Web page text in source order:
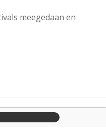
meegedaan en